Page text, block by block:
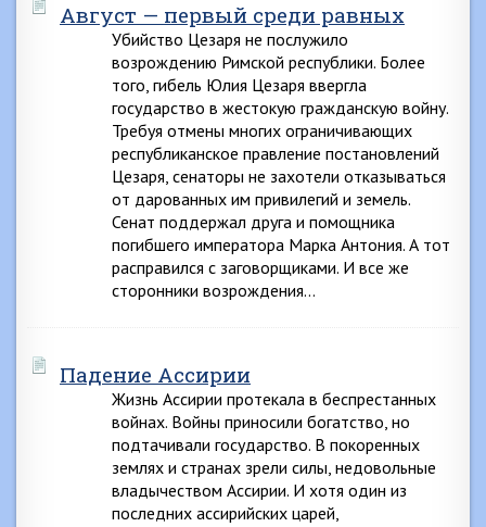
Август — первый среди равных
Убийство Цезаря не послужило
возрождению Римской республики. Более
того, гибель Юлия Цезаря ввергла
государство в жестокую гражданскую войну.
Требуя отмены многих ограничивающих
республиканское правление постановлений
Цезаря, сенаторы не захотели отказываться
от дарованных им привилегий и земель.
Сенат поддержал друга и помощника
погибшего императора Марка Антония. А тот
расправился с заговорщиками. И все же
сторонники возрождения…
Падение Ассирии
Жизнь Ассирии протекала в беспрестанных
войнах. Войны приносили богатство, но
подтачивали государство. В покоренных
землях и странах зрели силы, недовольные
владычеством Ассирии. И хотя один из
последних ассирийских царей,